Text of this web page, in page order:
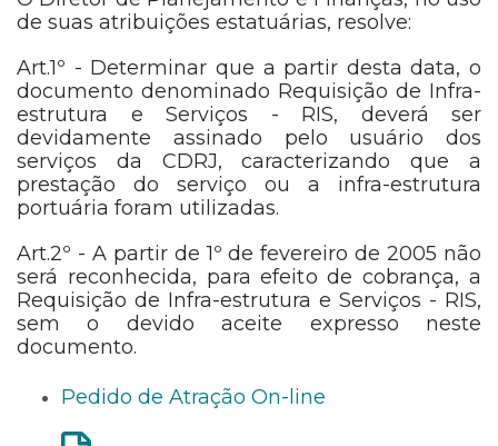
de suas atribuições estatuárias, resolve:
Art.1º - Determinar que a partir desta data, o
documento denominado Requisição de Infra-
estrutura e Serviços - RIS, deverá ser
devidamente assinado pelo usuário dos
serviços da CDRJ, caracterizando que a
prestação do serviço ou a infra-estrutura
portuária foram utilizadas.
Art.2º - A partir de 1º de fevereiro de 2005 não
será reconhecida, para efeito de cobrança, a
Requisição de Infra-estrutura e Serviços - RIS,
sem o devido aceite expresso neste
documento.
Pedido de Atração On-line